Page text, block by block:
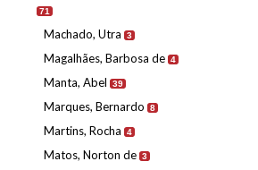
71
Machado, Utra 3
Magalhães, Barbosa de 4
Manta, Abel 39
Marques, Bernardo 8
Martins, Rocha 4
Matos, Norton de 3